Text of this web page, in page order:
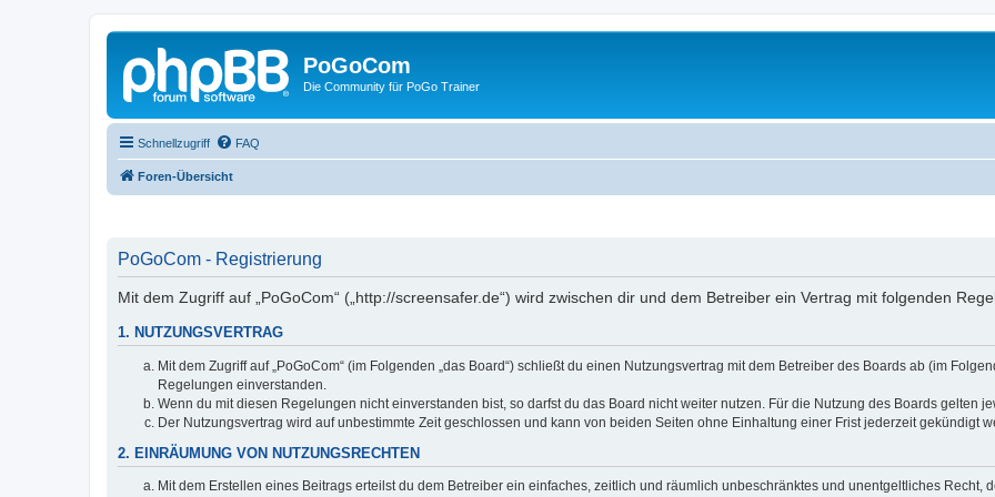
PoGoCom
Die Community für PoGo Trainer
Schnellzugriff FAQ
Foren-Übersicht
PoGoCom - Registrierung
Mit dem Zugriff auf „PoGoCom“ („http://screensafer.de“) wird zwischen dir und dem Betreiber ein Vertrag mit folgenden
1. NUTZUNGSVERTRAG
Mit dem Zugriff auf „PoGoCom“ (im Folgenden „das Board“) schließt du einen Nutzungsvertrag mit dem Betreiber des Boards ab (im
Regelungen einverstanden.
Wenn du mit diesen Regelungen nicht einverstanden bist, so darfst du das Board nicht weiter nutzen. Für die Nutzung des Boards gelten
Der Nutzungsvertrag wird auf unbestimmte Zeit geschlossen und kann von beiden Seiten ohne Einhaltung einer Frist jederzeit gekündigt
2. EINRÄUMUNG VON NUTZUNGSRECHTEN
Mit dem Erstellen eines Beitrags erteilst du dem Betreiber ein einfaches, zeitlich und räumlich unbeschränktes und unentgeltliches Recht,